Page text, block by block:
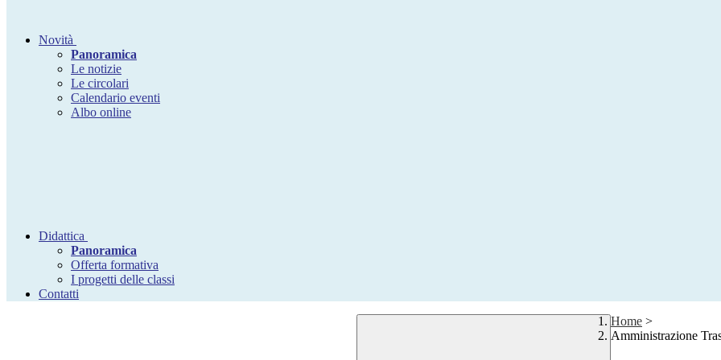
Novità
Panoramica
Le notizie
Le circolari
Calendario eventi
Albo online
Didattica
Panoramica
Offerta formativa
I progetti delle classi
Contatti
Home >
Amministrazione